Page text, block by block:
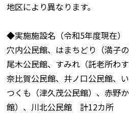
地区により異なります。
◆実施施設名（令和5年度現在）
穴内公民館、はまちどり（満子
尾木公民館、すみれ（託老所わ
奈比賀公民館、井ノ口公民館、
つくも（津久茂公民館）、赤野
館）、川北公民館 計12カ所